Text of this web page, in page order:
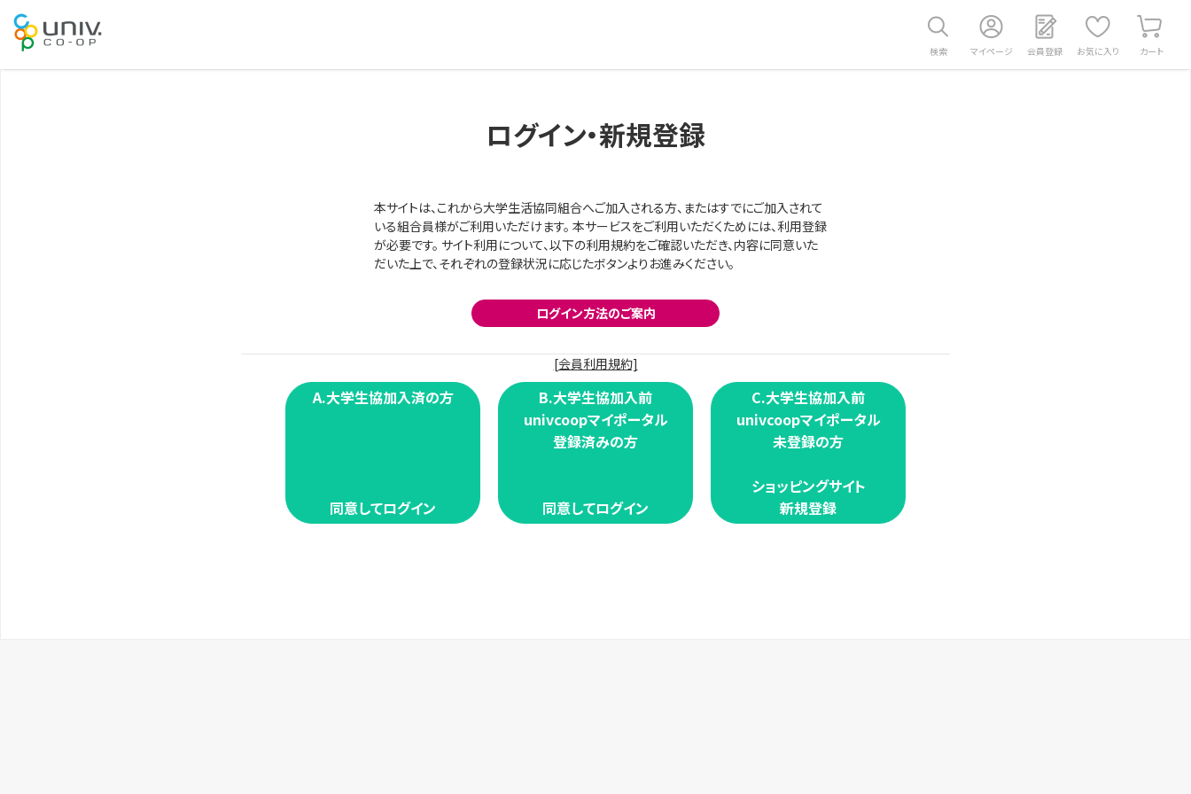
検索 マイページ 会員登録 お気に入り カート
ログイン・新規登録
本サイトは、これから大学生活協同組合へご加入される方、またはすでにご加入されて
いる組合員様がご利用いただけます。 本サービスをご利用いただくためには、利用登録
が必要です。 サイト利用について、以下の利用規約をご確認いただき、内容に同意いた
だいた上で、それぞれの登録状況に応じたボタンよりお進みください。
ログイン方法のご案内
[会員利用規約]
A.大学生協加入済の方
同意してログイン
B.大学生協加入前
univcoopマイポータル
登録済みの方
同意してログイン
C.大学生協加入前
univcoopマイポータル
未登録の方
ショッピングサイト
新規登録